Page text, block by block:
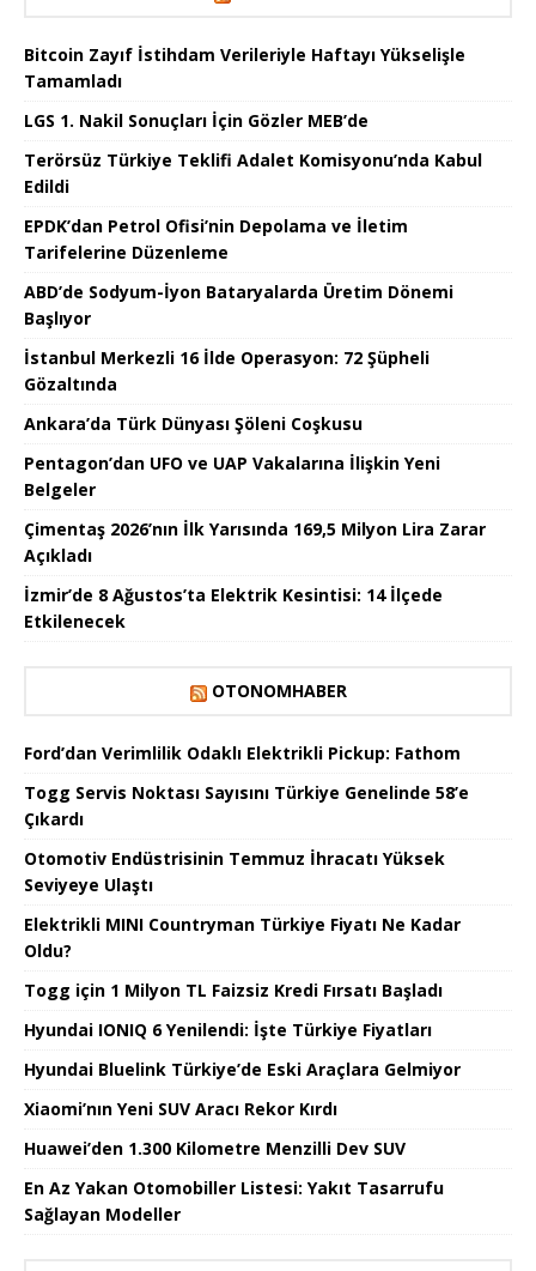
Bitcoin Zayıf İstihdam Verileriyle Haftayı Yükselişle
Tamamladı
LGS 1. Nakil Sonuçları İçin Gözler MEB’de
Terörsüz Türkiye Teklifi Adalet Komisyonu’nda Kabul
Edildi
EPDK’dan Petrol Ofisi’nin Depolama ve İletim
Tarifelerine Düzenleme
ABD’de Sodyum-İyon Bataryalarda Üretim Dönemi
Başlıyor
İstanbul Merkezli 16 İlde Operasyon: 72 Şüpheli
Gözaltında
Ankara’da Türk Dünyası Şöleni Coşkusu
Pentagon’dan UFO ve UAP Vakalarına İlişkin Yeni
Belgeler
Çimentaş 2026’nın İlk Yarısında 169,5 Milyon Lira Zarar
Açıkladı
İzmir’de 8 Ağustos’ta Elektrik Kesintisi: 14 İlçede
Etkilenecek
OTONOMHABER
Ford’dan Verimlilik Odaklı Elektrikli Pickup: Fathom
Togg Servis Noktası Sayısını Türkiye Genelinde 58’e
Çıkardı
Otomotiv Endüstrisinin Temmuz İhracatı Yüksek
Seviyeye Ulaştı
Elektrikli MINI Countryman Türkiye Fiyatı Ne Kadar
Oldu?
Togg için 1 Milyon TL Faizsiz Kredi Fırsatı Başladı
Hyundai IONIQ 6 Yenilendi: İşte Türkiye Fiyatları
Hyundai Bluelink Türkiye’de Eski Araçlara Gelmiyor
Xiaomi’nın Yeni SUV Aracı Rekor Kırdı
Huawei’den 1.300 Kilometre Menzilli Dev SUV
En Az Yakan Otomobiller Listesi: Yakıt Tasarrufu
Sağlayan Modeller